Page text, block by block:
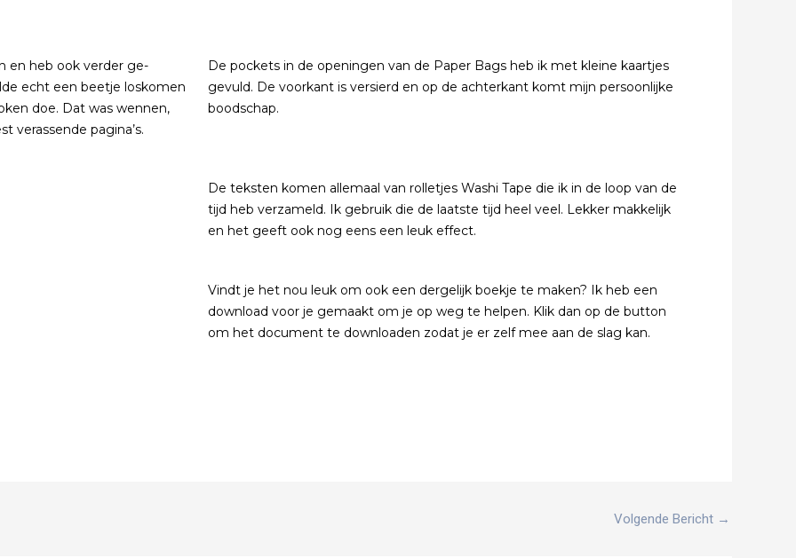
en heb ook verder ge-
echt een beetje loskomen
doe. Dat was wennen,
verassende pagina’s.
De pockets in de openingen van de Paper Bags heb ik met kleine kaartjes
gevuld. De voorkant is versierd en op de achterkant komt mijn persoonlijke
boodschap.
De teksten komen allemaal van rolletjes Washi Tape die ik in de loop van de
tijd heb verzameld. Ik gebruik die de laatste tijd heel veel. Lekker makkelijk
en het geeft ook nog eens een leuk effect.
Vindt je het nou leuk om ook een dergelijk boekje te maken? Ik heb een
download voor je gemaakt om je op weg te helpen. Klik dan op de button
om het document te downloaden zodat je er zelf mee aan de slag kan.
Volgende Bericht →